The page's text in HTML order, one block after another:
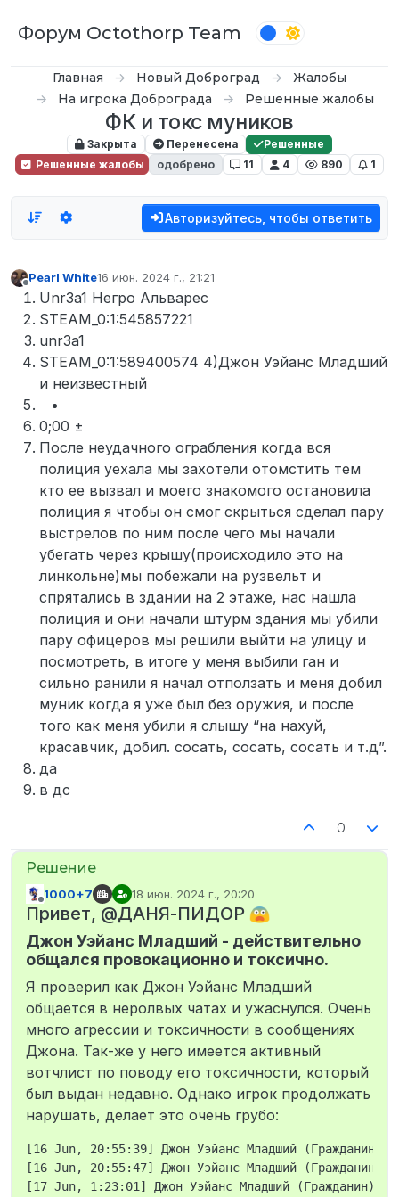
Форум Octothorp Team
Главная Новый Доброград
Жалобы
На игрока Доброграда
Решенные жалобы
ФК и токс муников
Закрыта Перенесена
Решенные
Решенные жалобы
одобрено 11 4 890 1
Авторизуйтесь, чтобы ответить
Не в сети
Pearl White16 июн. 2024 г., 21:21
отредактировано
Unr3a1 Негро Альварес
STEAM_0:1:545857221
unr3a1
STEAM_0:1:589400574 4)Джон Уэйанс Младший
и неизвестный
0;00 ±
После неудачного ограбления когда вся
полиция уехала мы захотели отомстить тем
кто ее вызвал и моего знакомого остановила
полиция я чтобы он смог скрыться сделал пару
выстрелов по ним после чего мы начали
убегать через крышу(происходило это на
линкольне)мы побежали на рузвельт и
спрятались в здании на 2 этаже, нас нашла
полиция и они начали штурм здания мы убили
пару офицеров мы решили выйти на улицу и
посмотреть, в итоге у меня выбили ган и
сильно ранили я начал отползать и меня добил
муник когда я уже был без оружия, и после
того как меня убили я слышу “на нахуй,
красавчик, добил. сосать, сосать, сосать и т.д”.
да
в дс
0
Не в сети
1000+7 18 июн. 2024 г., 20:20
отредактировано
Привет, @ДАНЯ-ПИДОР
Джон Уэйанс Младший - действительно
общался провокационно и токсично.
Я проверил как Джон Уэйанс Младший
общается в неролвых чатах и ужаснулся. Очень
много агрессии и токсичности в сообщениях
Джона. Так-же у него имеется активный
вотчлист по поводу его токсичности, который
был выдан недавно. Однако игрок продолжать
нарушать, делает это очень грубо:
[16 Jun, 20:55:39] Джон Уэйанс Младший (Гражданин)
[16 Jun, 20:55:47] Джон Уэйанс Младший (Гражданин)
[17 Jun, 1:23:01] Джон Уэйанс Младший (Гражданин)